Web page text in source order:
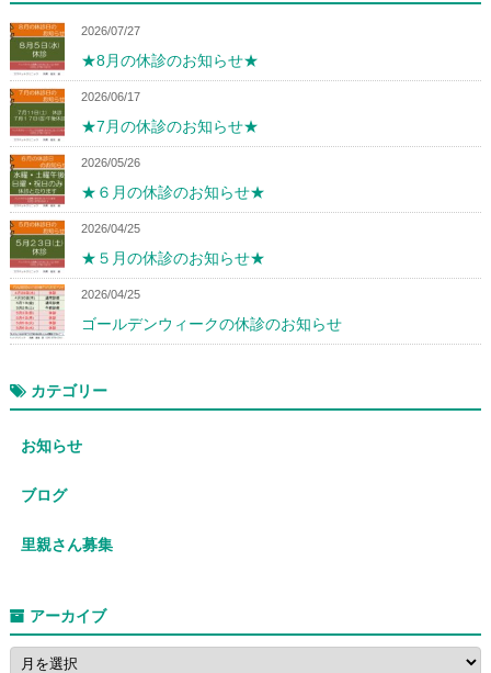
2026/07/27
★8月の休診のお知らせ★
2026/06/17
★7月の休診のお知らせ★
2026/05/26
★６月の休診のお知らせ★
2026/04/25
★５月の休診のお知らせ★
2026/04/25
ゴールデンウィークの休診のお知らせ
カテゴリー
お知らせ
ブログ
里親さん募集
アーカイブ